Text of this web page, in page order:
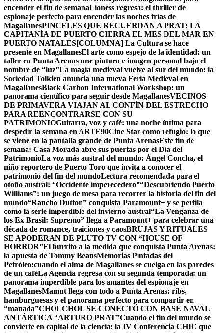
encender el fin de semanaLioness regresa: el thriller de
espionaje perfecto para encender las noches frías de
MagallanesPINCELES QUE RECUERDAN A PRAT: LA
CAPITANÍA DE PUERTO CIERRA EL MES DEL MAR EN
PUERTO NATALES[COLUMNA] La Cultura se hace
presente en MagallanesEl arte como espejo de la identidad: un
taller en Punta Arenas une pintura e imagen personal bajo el
nombre de “luz”La magia medieval vuelve al sur del mundo: la
Sociedad Tolkien anuncia una nueva Feria Medieval en
MagallanesBlack Carbon International Workshop: un
panorama científico para seguir desde MagallanesVECINOS
DE PRIMAVERA VIAJAN AL CONFÍN DEL ESTRECHO
PARA REENCONTRARSE CON SU
PATRIMONIOGuitarra, voz y café: una noche íntima para
despedir la semana en ARTE90Cine Star como refugio: lo que
se viene en la pantalla grande de Punta ArenasEste fin de
semana: Casa Morada abre sus puertas por el Día del
PatrimonioLa voz más austral del mundo: Ángel Concha, el
niño reportero de Puerto Toro que invita a conocer el
patrimonio del fin del mundoLectura recomendada para el
otoño austral: “Occidente imperecedero”“Descubriendo Puerto
Williams”: un juego de mesa para recorrer la historia del fin del
mundo“Rancho Dutton” conquista Paramount+ y se perfila
como la serie imperdible del invierno austral“La Venganza de
los Ex Brasil: Supremo” llega a Paramount+ para celebrar una
década de romance, traiciones y caosBRUJAS Y RITUALES
SE APODERAN DE PLUTO TV CON “HOUSE OF
HORROR”El burrito a la medida que conquista Punta Arenas:
la apuesta de Tommy BeansMemorias Pintadas del
Petróleo:cuando el alma de Magallanes se cuelga en las paredes
de un caféLa Agencia regresa con su segunda temporada: un
panorama imperdible para los amantes del espionaje en
MagallanesMamut llega con todo a Punta Arenas: ribs,
hamburguesas y el panorama perfecto para compartir en
“manada”CHOLCHOL SE CONECTÓ CON BASE NAVAL
ANTÁRTICA “ARTURO PRAT”Cuando el fin del mundo se
convierte en capital de la ciencia: la IV Conferencia CHIC que